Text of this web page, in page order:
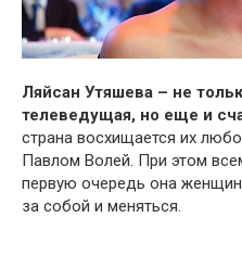
Ляйсан Утяшева – не
телеведущая, но еще и
страна восхищается их
Павлом Волей. При этом
первую очередь она
за собой и меняться.